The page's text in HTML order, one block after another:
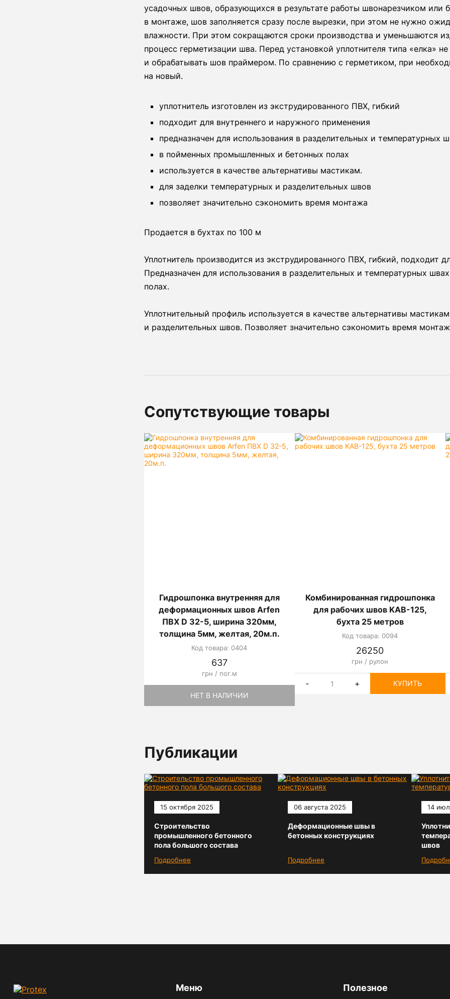
усадочных швов, образующихся в результате работы швонарезчиком или
в монтаже, шов заполняется сразу после вырезки, при этом не нужно
влажности. При этом сокращаются сроки производства и уменьшаются
процесс герметизации шва. Перед установкой уплотнителя типа «елка»
и обрабатывать шов праймером. По сравнению с герметиком, при
на новый.
уплотнитель изготовлен из экструдированного ПВХ, гибкий
подходит для внутреннего и наружного применения
предназначен для использования в разделительных и температурных
в пойменных промышленных и бетонных полах
используется в качестве альтернативы мастикам.
для заделки температурных и разделительных швов
позволяет значительно сэкономить время монтажа
Продается в бухтах по 100 м
Уплотнитель производится из экструдированного ПВХ, гибкий, подходит
Предназначен для использования в разделительных и температурных
полах.
Уплотнительный профиль используется в качестве альтернативы
и разделительных швов. Позволяет значительно сэкономить время
Сопутствующие товары
Гидрошпонка внутренняя для
деформационных швов Arfen
ПВХ D 32-5, ширина 320мм,
толщина 5мм, желтая, 20м.п.
Код товара: 0404
637
грн / пог.м
НЕТ В НАЛИЧИИ
Комбинированная гидрошпонка
для рабочих швов KAB-125,
бухта 25 метров
Код товара: 0094
26250
грн / рулон
- + КУПИТЬ
Публикации
15 октября 2025
Строительство
промышленного бетонного
пола большого состава
Подробнее
06 августа 2025
Деформационные швы в
бетонных конструкциях
Подробнее
14
швов
Меню Полезное